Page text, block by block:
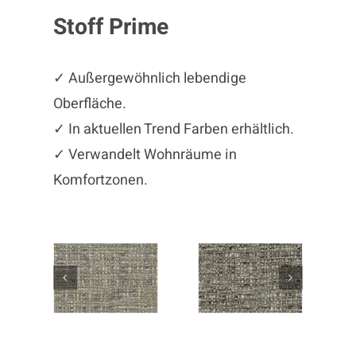
Stoff Prime
✓ Außergewöhnlich lebendige
Oberfläche.
✓ In aktuellen Trend Farben erhältlich.
✓ Verwandelt Wohnräume in
Komfortzonen.